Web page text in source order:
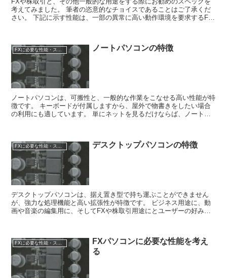
考えてみました。 筆者の恣意的なチョイスであることはご了承くだ
さい。 下記に示す性能は、一部の異常に高い動作環境を要求するFX
ノートパソコンの特徴
ノートパソコンは、可搬性と、一般的な作業をこなせる高い性能が特
徴です。 キーボードが付属しますから、屋外で物書きをしたい場合
の利用にも適しています。 単にネットを見るだけならば、ノートパ
FXに必要な性能・スペック デスクトップパソコンの特徴
デスクトップパソコンは、据え置き型で持ち運ぶことができません
が、強力な処理機能と高い拡張性が特徴です。 ビジネス用途に、動
画や音楽の編集用に、そしてFXや株取引用途にとユーザーの好みに
FXパソコンに必要な性能を考え
る